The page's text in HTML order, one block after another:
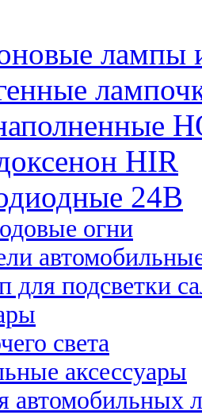
лампы
HIR
24B
огни
для подсветки
света
аксессуары
автомобильных